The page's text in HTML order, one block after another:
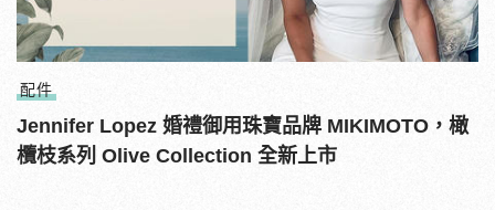
配件
Jennifer Lopez 婚禮御用珠寶品牌 MIKIMOTO，橄
欖枝系列 Olive Collection 全新上市